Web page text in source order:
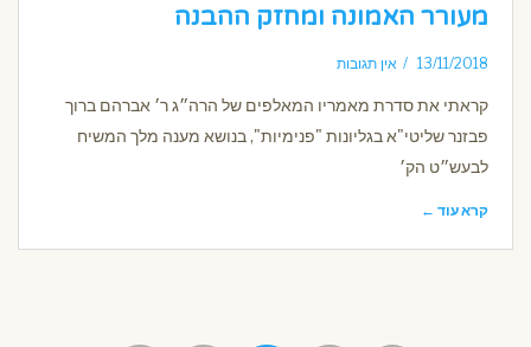
מעורר האמונה ומחזק ההבנה
13/11/2018 אין תגובות
קראתי את סדרת מאמריו המאלפים של הרה״ג ר׳ אברהם ברוך
פבזנר שליטי"א בגליונות "פנימיות", בנושא מענה מלך המשיח
לבעש״ט הק׳
קרא עוד ←